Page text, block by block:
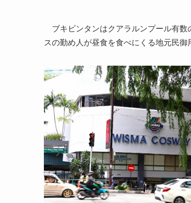
ブキビンタンはクアラルンプール有数
スの勤め人が昼食を食べにくる地元民